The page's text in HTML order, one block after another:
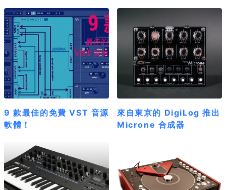
9 款最佳的免費 VST 音源
軟體！
來自東京的 DigiLog 推出
Microne 合成器